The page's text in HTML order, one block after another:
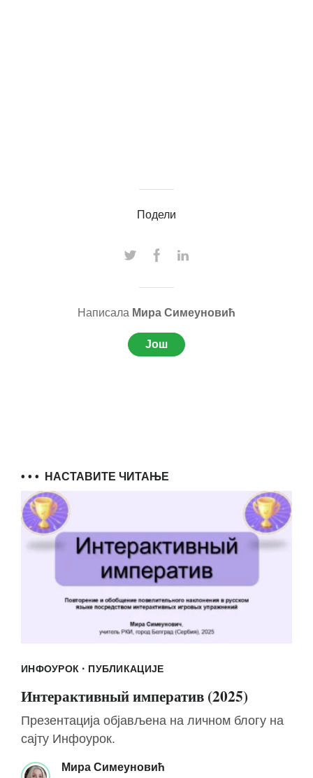
Подели
Написала Мира Симеуновић
Још
• • • НАСТАВИТЕ ЧИТАЊЕ
ИНФОУРОК · ПУБЛИКАЦИЈЕ
Интерактивный императив (2025)
Презентација објављена на личном блогу на
сајту Инфоурок.
Мира Симеуновић